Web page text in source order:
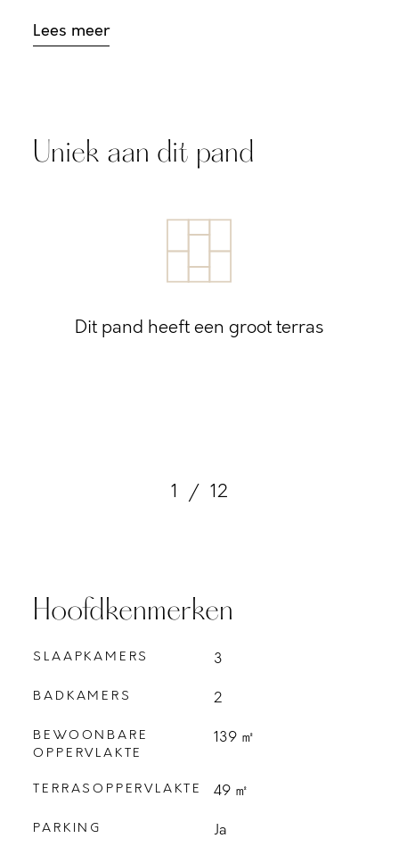
Lees meer
Uniek aan dit pand
Dit pand heeft een groot terras
1 / 12
Hoofdkenmerken
SLAAPKAMERS 3
BADKAMERS 2
BEWOONBARE
OPPERVLAKTE
139 ㎡
TERRASOPPERVLAKTE 49 ㎡
PARKING Ja